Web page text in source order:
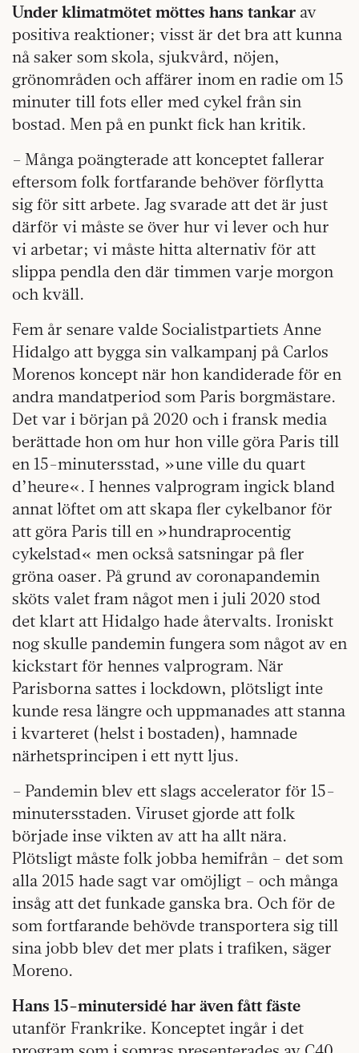
Under klimatmötet möttes hans tankar av
positiva reaktioner; visst är det bra att kunna
nå saker som skola, sjukvård, nöjen,
grönområden och affärer inom en radie om 15
minuter till fots eller med cykel från sin
bostad. Men på en punkt fick han kritik.
– Många poängterade att konceptet fallerar
eftersom folk fortfarande behöver förflytta
sig för sitt arbete. Jag svarade att det är just
därför vi måste se över hur vi lever och hur
vi arbetar; vi måste hitta alternativ för att
slippa pendla den där timmen varje morgon
och kväll.
Fem år senare valde Socialistpartiets Anne
Hidalgo att bygga sin valkampanj på Carlos
Morenos koncept när hon kandiderade för en
andra mandatperiod som Paris borgmästare.
Det var i början på 2020 och i fransk media
berättade hon om hur hon ville göra Paris till
en 15-minutersstad, »une ville du quart
d’heure«. I hennes valprogram ingick bland
annat löftet om att skapa fler cykelbanor för
att göra Paris till en »hundraprocentig
cykelstad« men också satsningar på fler
gröna oaser. På grund av coronapandemin
sköts valet fram något men i juli 2020 stod
det klart att Hidalgo hade återvalts. Ironiskt
nog skulle pandemin fungera som något av en
kickstart för hennes valprogram. När
Parisborna sattes i lockdown, plötsligt inte
kunde resa längre och uppmanades att stanna
i kvarteret (helst i bostaden), hamnade
närhetsprincipen i ett nytt ljus.
– Pandemin blev ett slags accelerator för 15-
minutersstaden. Viruset gjorde att folk
började inse vikten av att ha allt nära.
Plötsligt måste folk jobba hemifrån – det som
alla 2015 hade sagt var omöjligt – och många
insåg att det funkade ganska bra. Och för de
som fortfarande behövde transportera sig till
sina jobb blev det mer plats i trafiken, säger
Moreno.
Hans 15-minutersidé har även fått fäste
utanför Frankrike. Konceptet ingår i det